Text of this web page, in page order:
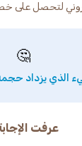
لتحصل
🤔
الذي يزداد
عرفت